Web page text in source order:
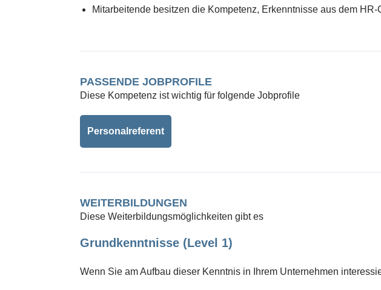
Mitarbeitende besitzen die Kompetenz, Erkenntnisse aus dem
PASSENDE JOBPROFILE
Diese Kompetenz ist wichtig für folgende Jobprofile
Personalreferent
WEITERBILDUNGEN
Diese Weiterbildungsmöglichkeiten gibt es
Grundkenntnisse (Level 1)
Wenn Sie am Aufbau dieser Kenntnis in Ihrem Unternehmen